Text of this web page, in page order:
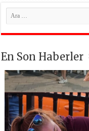
En Son Haberler